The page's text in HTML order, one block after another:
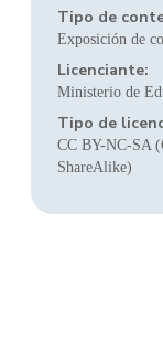
Tipo de
Exposición de
Licenciante:
Ministerio de
Tipo de
CC BY-NC-SA
ShareAlike)